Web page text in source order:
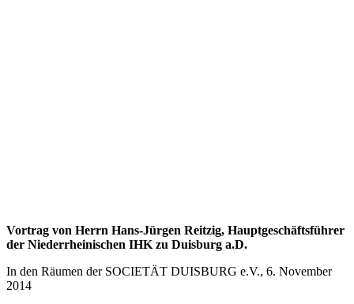
Vortrag von Herrn Hans-Jürgen Reitzig, Hauptgeschäftsführer
der Niederrheinischen IHK zu Duisburg a.D.
In den Räumen der SOCIETÄT DUISBURG e.V., 6. November
2014